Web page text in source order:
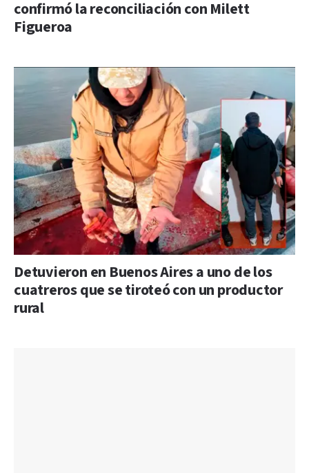
confirmó la reconciliación con Milett
Figueroa
Detuvieron en Buenos Aires a uno de los
cuatreros que se tiroteó con un productor
rural